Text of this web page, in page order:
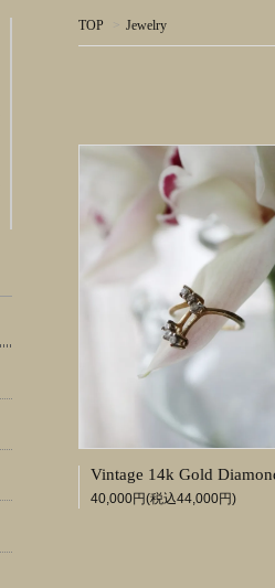
TOP > Jewelry
40,000円(税込44,000円)